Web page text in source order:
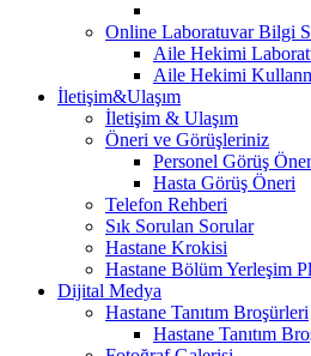
Online Laboratuvar Bilgi
Aile Hekimi
Aile Hekimi
İletişim&Ulaşım
İletişim & Ulaşım
Öneri ve Görüşleriniz
Personel Görüş
Hasta Görüş Öneri
Telefon Rehberi
Sık Sorulan Sorular
Hastane Krokisi
Hastane Bölüm Yerleşim
Dijital Medya
Hastane Tanıtım Broşürleri
Hastane Tanıtım